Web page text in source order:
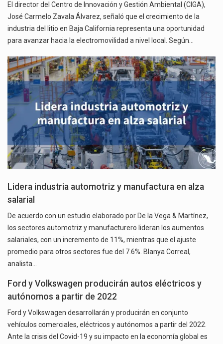
El director del Centro de Innovación y Gestión Ambiental (CIGA),
José Carmelo Zavala Álvarez, señaló que el crecimiento de la
industria del litio en Baja California representa una oportunidad
para avanzar hacia la electromovilidad a nivel local. Según…
Lidera industria automotriz y manufactura en alza
salarial
De acuerdo con un estudio elaborado por De la Vega & Martínez,
los sectores automotriz y manufacturero lideran los aumentos
salariales, con un incremento de 11%, mientras que el ajuste
promedio para otros sectores fue del 7.6%. Blanya Correal,
analista…
Ford y Volkswagen producirán autos eléctricos y
autónomos a partir de 2022
Ford y Volkswagen desarrollarán y producirán en conjunto
vehículos comerciales, eléctricos y autónomos a partir del 2022.
Ante la crisis del Covid-19 y su impacto en la economía global es